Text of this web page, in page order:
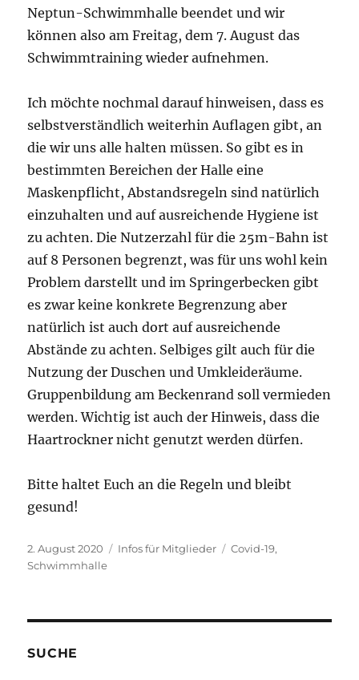
Neptun-Schwimmhalle beendet und wir
können also am Freitag, dem 7. August das
Schwimmtraining wieder aufnehmen.
Ich möchte nochmal darauf hinweisen, dass es
selbstverständlich weiterhin Auflagen gibt, an
die wir uns alle halten müssen. So gibt es in
bestimmten Bereichen der Halle eine
Maskenpflicht, Abstandsregeln sind natürlich
einzuhalten und auf ausreichende Hygiene ist
zu achten. Die Nutzerzahl für die 25m-Bahn ist
auf 8 Personen begrenzt, was für uns wohl kein
Problem darstellt und im Springerbecken gibt
es zwar keine konkrete Begrenzung aber
natürlich ist auch dort auf ausreichende
Abstände zu achten. Selbiges gilt auch für die
Nutzung der Duschen und Umkleideräume.
Gruppenbildung am Beckenrand soll vermieden
werden. Wichtig ist auch der Hinweis, dass die
Haartrockner nicht genutzt werden dürfen.
Bitte haltet Euch an die Regeln und bleibt
gesund!
Veröffentlicht
am
2. August 2020 Kategorien
Infos für Mitglieder Schlagwörter
Covid-19,
Schwimmhalle
SUCHE